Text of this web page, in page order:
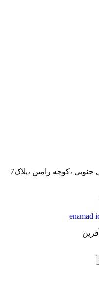
،کوچه رامین ،پلاک7